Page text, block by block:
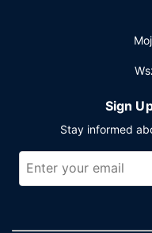
Sign
Stay informed